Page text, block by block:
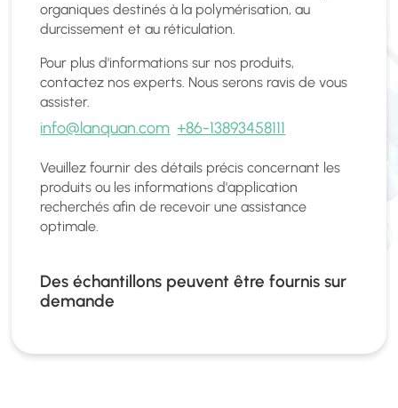
organiques destinés à la polymérisation, au
durcissement et au réticulation.
Pour plus d'informations sur nos produits,
contactez nos experts. Nous serons ravis de vous
assister.
info@lanquan.com +86-13893458111
Veuillez fournir des détails précis concernant les
produits ou les informations d'application
recherchés afin de recevoir une assistance
optimale.
Des échantillons peuvent être fournis sur
demande